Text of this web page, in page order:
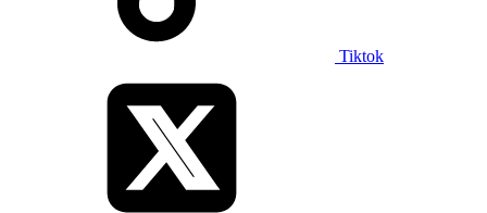
Tiktok